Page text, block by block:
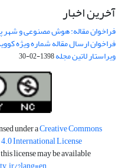
آخرین اخبار
فراخوان مقاله: هوش مصنوعی و شهر
فراخوان ارسال مقاله شماره ویژه کووید
ویراستار لاتین مجله1398-02-30
under aCreative Commons
International License
license may be available